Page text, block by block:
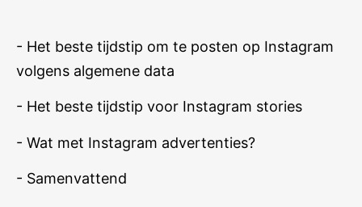
- Het beste tijdstip om te posten op Instagram
volgens algemene data
- Het beste tijdstip voor Instagram stories
- Wat met Instagram advertenties?
- Samenvattend